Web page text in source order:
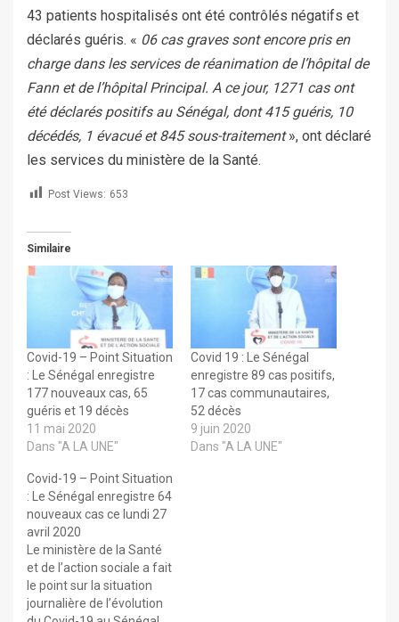
43 patients hospitalisés ont été contrôlés négatifs et
déclarés guéris. « 06 cas graves sont encore pris en
charge dans les services de réanimation de l’hôpital de
Fann et de l’hôpital Principal. A ce jour, 1271 cas ont
été déclarés positifs au Sénégal, dont 415 guéris, 10
décédés, 1 évacué et 845 sous-traitement», ont déclaré
les services du ministère de la Santé.
Post Views: 653
Similaire
Covid-19 – Point Situation
: Le Sénégal enregistre
177 nouveaux cas, 65
guéris et 19 décès
11 mai 2020
Dans "A LA UNE"
Covid 19 : Le Sénégal
enregistre 89 cas positifs,
17 cas communautaires,
52 décès
9 juin 2020
Dans "A LA UNE"
Covid-19 – Point Situation
: Le Sénégal enregistre 64
nouveaux cas ce lundi 27
avril 2020
Le ministère de la Santé
et de l’action sociale a fait
le point sur la situation
journalière de l’évolution